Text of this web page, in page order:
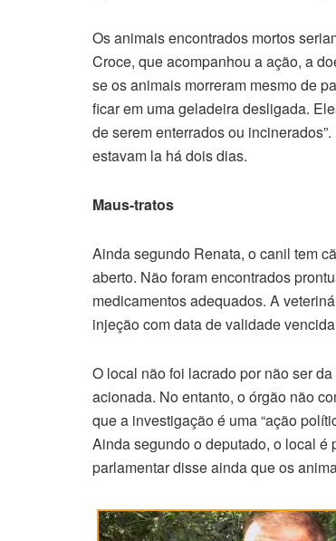
Os animais encontrados mortos
Croce, que acompanhou a ação, a
se os animais morreram mesmo de
ficar em uma geladeira desligada.
de serem enterrados ou
estavam la há dois dias.
Maus-tratos
Ainda segundo Renata, o canil tem
aberto. Não foram encontrados
medicamentos adequados. A
injeção com data de validade
O local não foi lacrado por não ser
acionada. No entanto, o órgão não
que a investigação é uma “ação
Ainda segundo o deputado, o local é
parlamentar disse ainda que os